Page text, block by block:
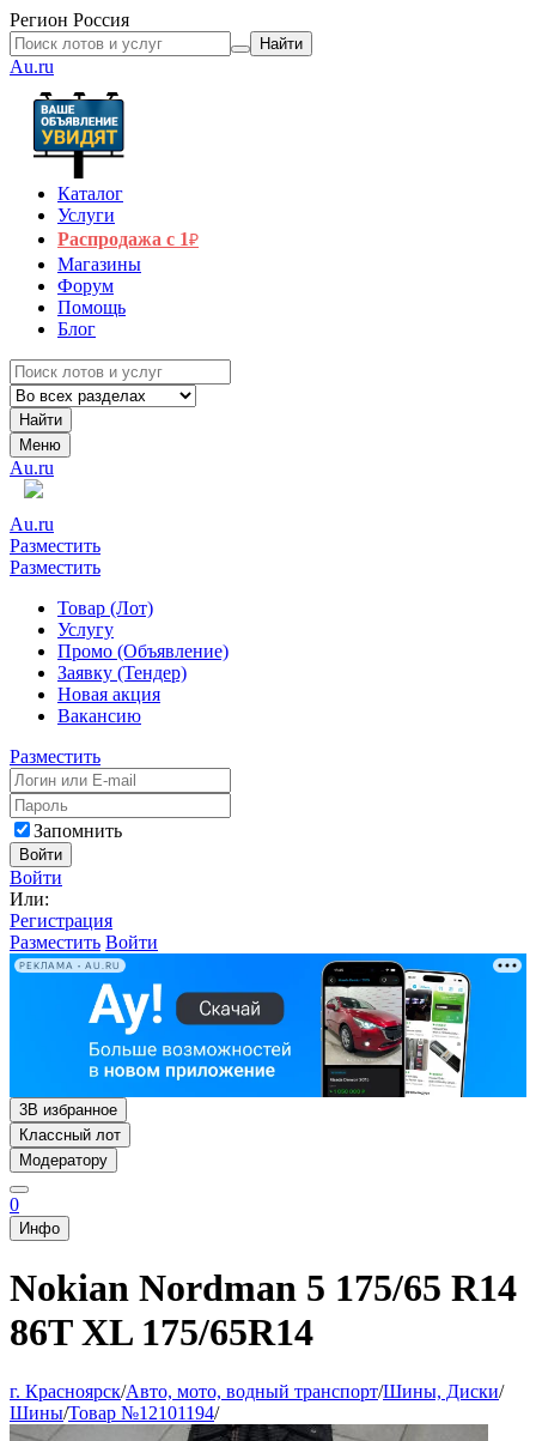
Регион Россия
Найти
Au.ru
Каталог
Услуги
Распродажа с 1₽
Магазины
Форум
Помощь
Блог
Найти
Меню
Au.ru
Au.ru
Разместить
Разместить
Товар (Лот)
Услугу
Промо (Объявление)
Заявку (Тендер)
Новая акция
Вакансию
Разместить
Запомнить
Войти
Войти
Или:
Регистрация
Разместить Войти
РЕКЛАМА • AU.RU
3В избранное
Классный лот
Модератору
0
Инфо
Nokian Nordman 5 175/65 R14
86T XL 175/65R14
г. Красноярск/Авто, мото, водный транспорт/Шины, Диски/
Шины/Товар №12101194/